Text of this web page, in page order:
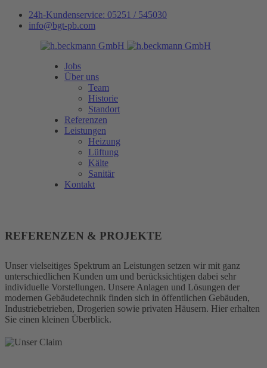
24h-Kundenservice: 05251 / 545030
info@bgt-pb.com
Jobs
Über uns
Team
Historie
Standort
Referenzen
Leistungen
Heizung
Lüftung
Kälte
Sanitär
Kontakt
REFERENZEN & PROJEKTE
Unser vielseitiges Spektrum an Leistungen setzen wir mit ganz
unterschiedlichen Kunden um und berücksichtigen dabei sehr
individuelle Vorstellungen. Unsere Anlagen und Lösungen der
modernen Gebäudetechnik finden sich in öffentlichen Gebäuden,
Industriebetrieben, Drogerien sowie privaten Häusern. Hier erhalten
Sie einen kleinen Überblick.